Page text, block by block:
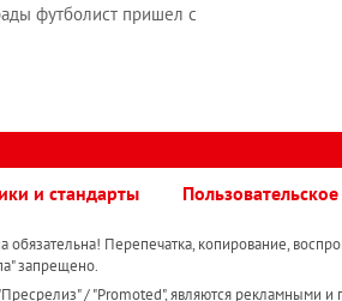
футболист пришел с
и стандарты
Перепечатка, копирование,
запрещено.
/ "Promoted", являются рекламными и